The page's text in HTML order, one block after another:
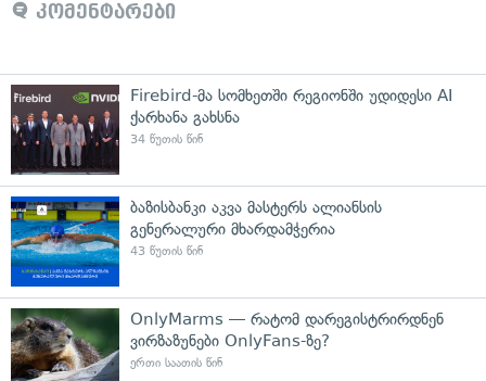
კომენტარები
Firebird-მა სომხეთში რეგიონში უდიდესი AI
ქარხანა გახსნა
34 წუთის წინ
ბაზისბანკი აკვა მასტერს ალიანსის
გენერალური მხარდამჭერია
43 წუთის წინ
OnlyMarms — რატომ დარეგისტრირდნენ
ვირზაზუნები OnlyFans-ზე?
ერთი საათის წინ